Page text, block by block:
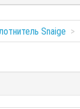
Snaige